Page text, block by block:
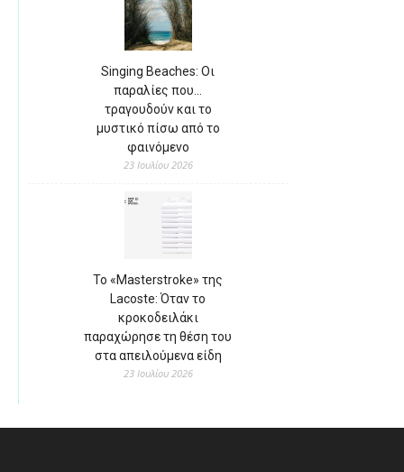
Singing Beaches: Οι
παραλίες που…
τραγουδούν και το
μυστικό πίσω από το
φαινόμενο
23 Ιουλίου 2026
Το «Masterstroke» της
Lacoste: Όταν το
κροκοδειλάκι
παραχώρησε τη θέση του
στα απειλούμενα είδη
23 Ιουλίου 2026